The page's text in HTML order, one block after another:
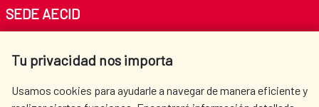
Tu privacidad nos importa
Usamos cookies para ayudarle a navegar de manera eficiente y
SEDE AECID
Tel. +34 900 20 30 54​​​​​​​